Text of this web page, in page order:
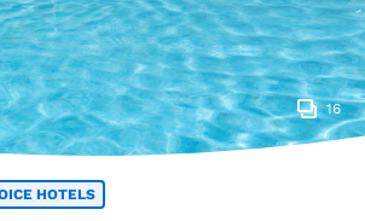
16
HOTELS